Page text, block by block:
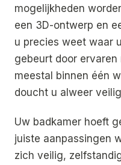
mogelijkheden
een 3D-ontwerp en
u precies weet waar
gebeurt door
meestal binnen één
doucht u alweer
Uw badkamer hoeft
juiste aanpassingen
zich veilig,